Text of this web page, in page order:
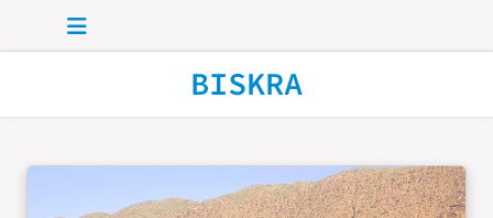
Skip to main content
BISKRA